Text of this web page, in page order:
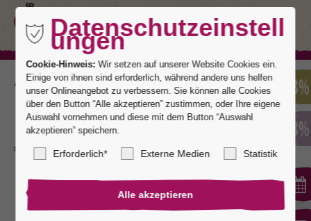
Zurück
Lausanne 1
Datenschutzeinstell
ungen
Cookie-Hinweis: Wir setzen auf unserer Website Cookies ein.
Einige von ihnen sind erforderlich, während andere uns helfen
unser Onlineangebot zu verbessern. Sie können alle Cookies
über den Button “Alle akzeptieren” zustimmen, oder Ihre eigene
Auswahl vornehmen und diese mit dem Button “Auswahl
akzeptieren” speichern.
Erforderlich* Externe Medien Statistik